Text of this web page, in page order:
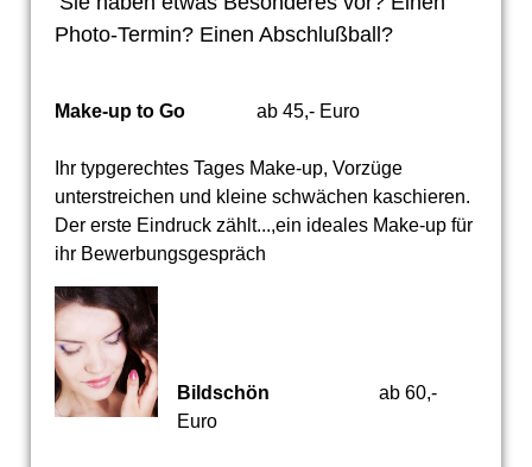
Photo-Termin? Einen Abschlußball?
Make-up to Go ab 45,- Euro
Ihr typgerechtes Tages Make-up, Vorzüge
unterstreichen und kleine schwächen kaschieren.
Der erste Eindruck zählt...,ein ideales Make-up für
ihr Bewerbungsgespräch
Bildschön
ab 60,-
Euro